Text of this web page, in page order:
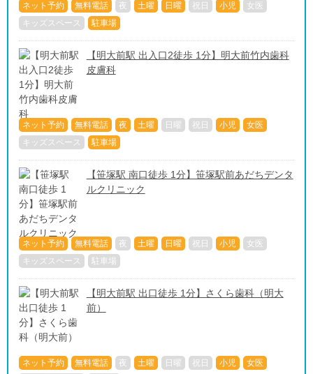
ネット予約 無料電話 夜 土曜 日曜 祝日 小児
女医
キッズスペース
駐車場
【明大前駅 出入口2徒歩 1分】明大前竹内歯科
皮膚科
ネット予約 無料電話 夜 土曜 日曜 祝日 小児
女医
キッズスペース
駐車場
【笹塚駅 南口徒歩 1分】笹塚駅前あだちデンタ
ルクリニック
ネット予約 無料電話 夜 土曜 日曜 祝日 小児
女医
キッズスペース
駐車場
【明大前駅 出口徒歩 1分】さくら歯科（明大
前）
ネット予約 無料電話 夜 土曜 日曜 祝日 小児
女医